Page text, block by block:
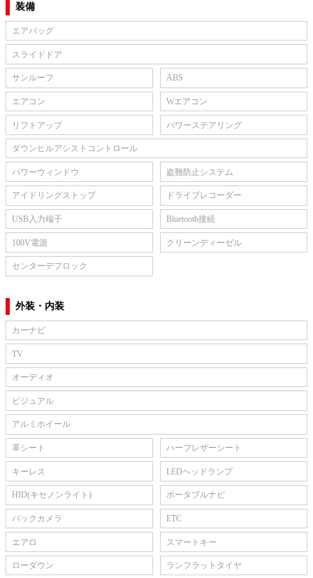
装備
エアバッグ
スライドドア
サンルーフ ABS
エアコン Wエアコン
リフトアップ パワーステアリング
ダウンヒルアシストコントロール
パワーウィンドウ 盗難防止システム
アイドリングストップ ドライブレコーダー
USB入力端子 Bluetooth接続
100V電源 クリーンディーゼル
センターデフロック
外装・内装
カーナビ
TV
オーディオ
ビジュアル
アルミホイール
革シート ハーフレザーシート
キーレス LEDヘッドランプ
HID(キセノンライト) ポータブルナビ
バックカメラ ETC
エアロ スマートキー
ローダウン ランフラットタイヤ